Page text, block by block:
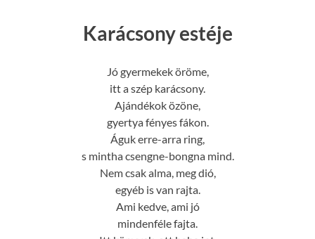
Karácsony estéje
Jó gyermekek öröme,
itt a szép karácsony.
Ajándékok özöne,
gyertya fényes fákon.
Águk erre-arra ring,
s mintha csengne-bongna mind.
Nem csak alma, meg dió,
egyéb is van rajta.
Ami kedve, ami jó
mindenféle fajta.